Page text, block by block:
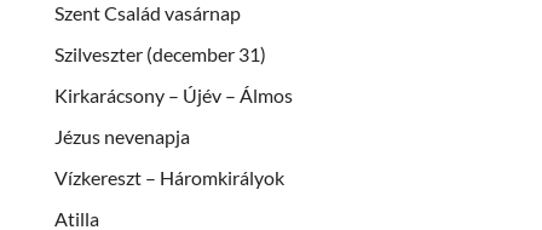
Szent Család vasárnap
Szilveszter (december 31)
Kirkarácsony – Újév – Álmos
Jézus nevenapja
Vízkereszt – Háromkirályok
Atilla